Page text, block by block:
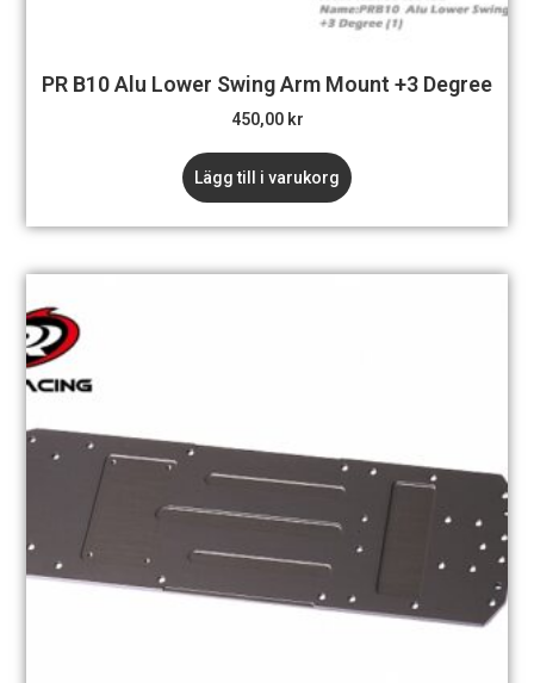
PR B10 Alu Lower Swing Arm Mount +3 Degree
450,00 kr
Lägg till i varukorg